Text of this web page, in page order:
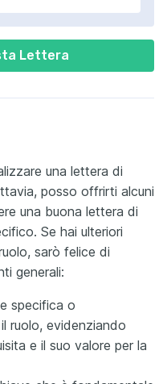
Lettera
una lettera di
posso offrirti alcuni
una buona lettera di
Se hai ulteriori
sarò felice di
generali:
specifica o
ruolo, evidenziando
e il suo valore per la